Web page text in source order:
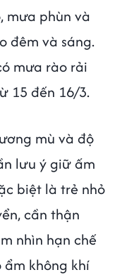
mưa phùn và
đêm và sáng.
mưa rào rải
15 đến 16/3.
mù và độ
lưu ý giữ ấm
biệt là trẻ nhỏ
cần thận
nhìn hạn chế
không khí